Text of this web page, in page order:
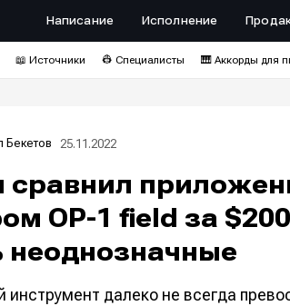
Написание Исполнение
📖 Источники 👷 Специалисты 🎹 Аккорды для
Бекетов 25.11.2022
OP-1 field за
неоднозначные
далеко не всегда